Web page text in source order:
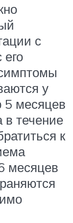
с
его
у
5 месяцев
в течение
к
месяцев